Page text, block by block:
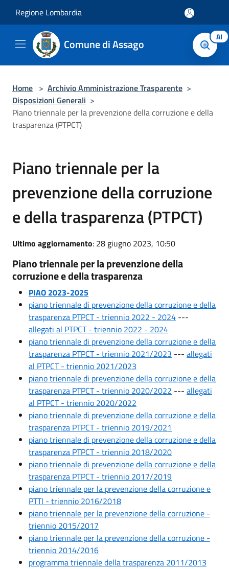
Regione Lombardia
Comune di Assago AI
Home > Archivio Amministrazione Trasparente >
Disposizioni Generali >
Piano triennale per la prevenzione della corruzione e della
trasparenza (PTPCT)
Piano triennale per la
prevenzione della corruzione
e della trasparenza (PTPCT)
Ultimo aggiornamento: 28 giugno 2023, 10:50
Piano triennale per la prevenzione della
corruzione e della trasparenza
PIAO 2023-2025
piano triennale di prevenzione della corruzione e della
trasparenza PTPCT - triennio 2022 - 2024 ---
allegati al PTPCT - triennio 2022 - 2024
piano triennale di prevenzione della corruzione e della
trasparenza PTPCT - triennio 2021/2023 --- allegati
al PTPCT - triennio 2021/2023
piano triennale di prevenzione della corruzione e della
trasparenza PTPCT - triennio 2020/2022 --- allegati
al PTPCT - triennio 2020/2022
piano triennale di prevenzione della corruzione e della
trasparenza PTPCT - triennio 2019/2021
piano triennale di prevenzione della corruzione e della
trasparenza PTPCT - triennio 2018/2020
piano triennale di prevenzione della corruzione e della
trasparenza PTPCT - triennio 2017/2019
piano triennale per la prevenzione della corruzione e
PTTI - triennio 2016/2018
piano triennale per la prevenzione della corruzione -
triennio 2015/2017
piano triennale per la prevenzione della corruzione -
triennio 2014/2016
programma triennale della trasparenza 2011/2013